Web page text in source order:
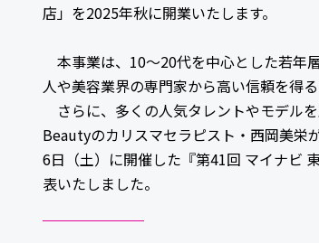
店」を2025年秋に開業いたします。
本事業は、10〜20代を中心とした若年
人や美容業界の専門家から高い信頼を得
さらに、多くの人気タレントやモデル
Beautyのカリスマセラピスト・西岡美栄
6日（土）に開催した『第41回 マイナビ
表いたしました。